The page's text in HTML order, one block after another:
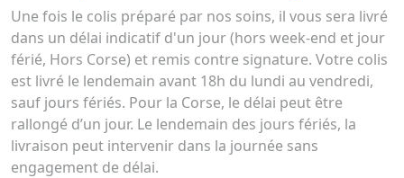
Une fois le colis préparé par nos soins, il vous sera livré
dans un délai indicatif d'un jour (hors week-end et jour
férié, Hors Corse) et remis contre signature. Votre colis
est livré le lendemain avant 18h du lundi au vendredi,
sauf jours fériés. Pour la Corse, le délai peut être
rallongé d’un jour. Le lendemain des jours fériés, la
livraison peut intervenir dans la journée sans
engagement de délai.